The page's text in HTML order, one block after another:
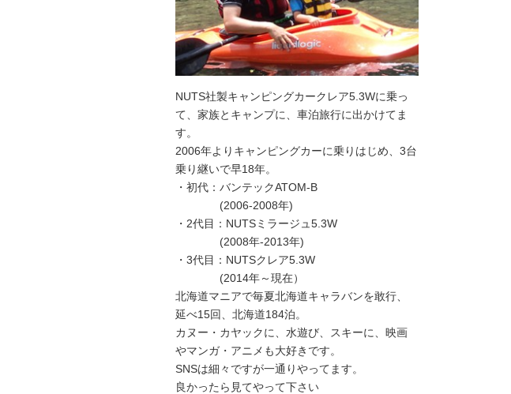
NUTS社製キャンピングカークレア5.3Wに乗っ
て、家族とキャンプに、車泊旅行に出かけてま
す。
2006年よりキャンピングカーに乗りはじめ、3台
乗り継いで早18年。
・初代：バンテックATOM-B
(2006-2008年)
・2代目：NUTSミラージュ5.3W
(2008年-2013年)
・3代目：NUTSクレア5.3W
(2014年～現在）
北海道マニアで毎夏北海道キャラバンを敢行、
延べ15回、北海道184泊。
カヌー・カヤックに、水遊び、スキーに、映画
やマンガ・アニメも大好きです。
SNSは細々ですが一通りやってます。
良かったら見てやって下さい